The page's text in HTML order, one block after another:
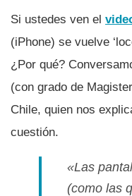
Si ustedes ven el
(iPhone) se vuelve
¿Por qué?
(con grado de
Chile, quien nos
cuestión.
«Las
(como las